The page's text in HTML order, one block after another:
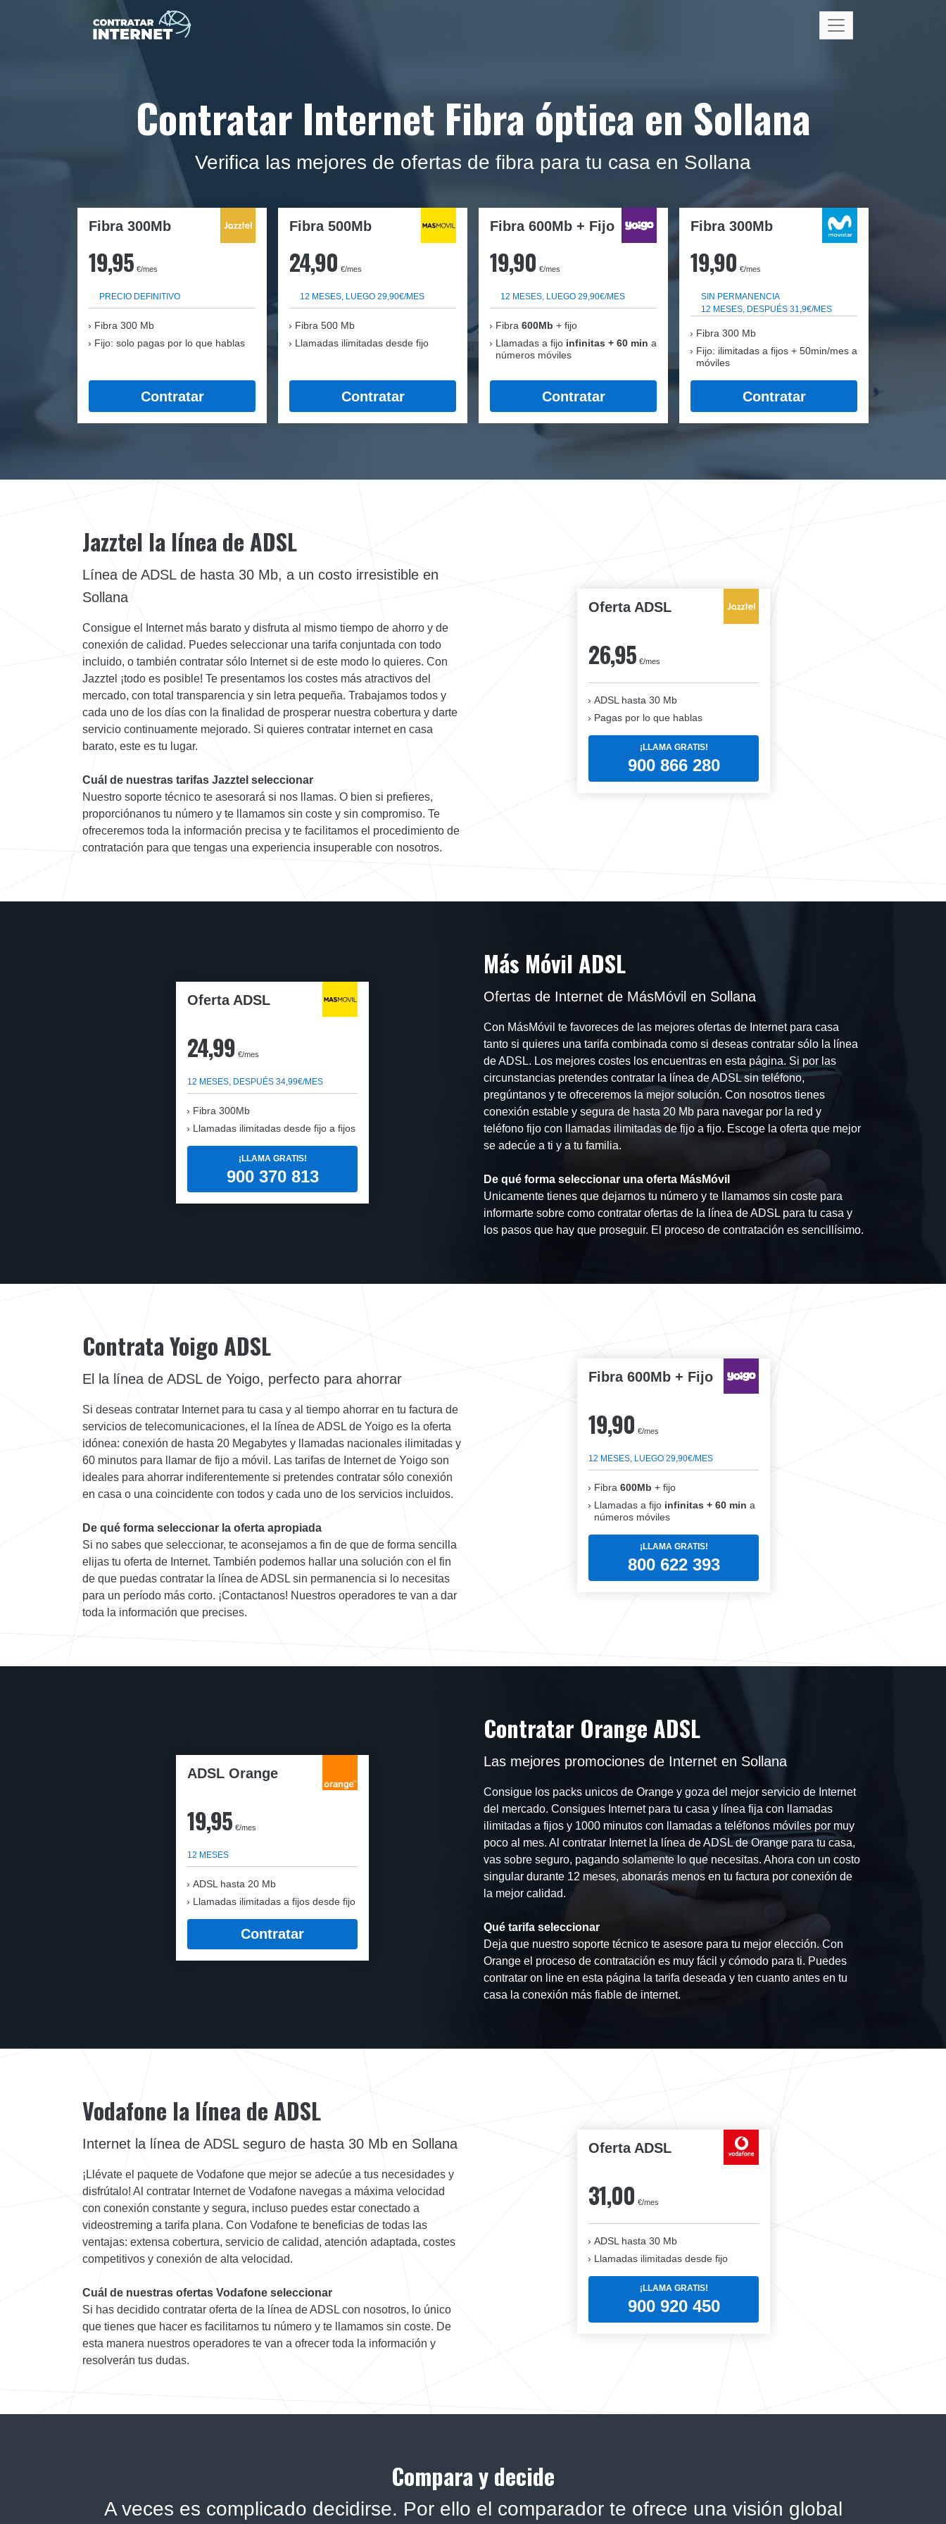
Contratar Internet Fibra óptica en Sollana
Verifica las mejores de ofertas de fibra para tu casa en Sollana
Fibra 300Mb
19,95 €/mes
PRECIO DEFINITIVO
Fibra 300 Mb
Fijo: solo pagas por lo que hablas
Contratar
Fibra 500Mb
24,90 €/mes
12 MESES, LUEGO 29,90€/MES
Fibra 500 Mb
Llamadas ilimitadas desde fijo
Contratar
Fibra 600Mb + Fijo
19,90 €/mes
12 MESES, LUEGO 29,90€/MES
Fibra 600Mb + fijo
Llamadas a fijo infinitas + 60 min a
números móviles
Contratar
Fibra 300Mb
19,90 €/mes
SIN PERMANENCIA
12 MESES, DESPUÉS 31,9€/MES
Fibra 300 Mb
Fijo: ilimitadas a fijos + 50min/mes a
móviles
Contratar
Oferta ADSL
26,95 €/mes
ADSL hasta 30 Mb
Pagas por lo que hablas
¡LLAMA GRATIS!
900 866 280
Jazztel la línea de ADSL
Línea de ADSL de hasta 30 Mb, a un costo irresistible en
Sollana
Consigue el Internet más barato y disfruta al mismo tiempo de ahorro y de
conexión de calidad. Puedes seleccionar una tarifa conjuntada con todo
incluido, o también contratar sólo Internet si de este modo lo quieres. Con
Jazztel ¡todo es posible! Te presentamos los costes más atractivos del
mercado, con total transparencia y sin letra pequeña. Trabajamos todos y
cada uno de los días con la finalidad de prosperar nuestra cobertura y darte
servicio continuamente mejorado. Si quieres contratar internet en casa
barato, este es tu lugar.
Cuál de nuestras tarifas Jazztel seleccionar
Nuestro soporte técnico te asesorará si nos llamas. O bien si prefieres,
proporciónanos tu número y te llamamos sin coste y sin compromiso. Te
ofreceremos toda la información precisa y te facilitamos el procedimiento de
contratación para que tengas una experiencia insuperable con nosotros.
Oferta ADSL
24,99 €/mes
12 MESES, DESPUÉS 34,99€/MES
Fibra 300Mb
Llamadas ilimitadas desde fijo a fijos
¡LLAMA GRATIS!
900 370 813
Más Móvil ADSL
Ofertas de Internet de MásMóvil en Sollana
Con MásMóvil te favoreces de las mejores ofertas de Internet para casa
tanto si quieres una tarifa combinada como si deseas contratar sólo la línea
de ADSL. Los mejores costes los encuentras en esta página. Si por las
circunstancias pretendes contratar la línea de ADSL sin teléfono,
pregúntanos y te ofreceremos la mejor solución. Con nosotros tienes
conexión estable y segura de hasta 20 Mb para navegar por la red y
teléfono fijo con llamadas ilimitadas de fijo a fijo. Escoge la oferta que mejor
se adecúe a ti y a tu familia.
De qué forma seleccionar una oferta MásMóvil
Unicamente tienes que dejarnos tu número y te llamamos sin coste para
informarte sobre como contratar ofertas de la línea de ADSL para tu casa y
los pasos que hay que proseguir. El proceso de contratación es sencillísimo.
Fibra 600Mb + Fijo
19,90 €/mes
12 MESES, LUEGO 29,90€/MES
Fibra 600Mb + fijo
Llamadas a fijo infinitas + 60 min a
números móviles
¡LLAMA GRATIS!
800 622 393
Contrata Yoigo ADSL
El la línea de ADSL de Yoigo, perfecto para ahorrar
Si deseas contratar Internet para tu casa y al tiempo ahorrar en tu factura de
servicios de telecomunicaciones, el la línea de ADSL de Yoigo es la oferta
idónea: conexión de hasta 20 Megabytes y llamadas nacionales ilimitadas y
60 minutos para llamar de fijo a móvil. Las tarifas de Internet de Yoigo son
ideales para ahorrar indiferentemente si pretendes contratar sólo conexión
en casa o una coincidente con todos y cada uno de los servicios incluidos.
De qué forma seleccionar la oferta apropiada
Si no sabes que seleccionar, te aconsejamos a fin de que de forma sencilla
elijas tu oferta de Internet. También podemos hallar una solución con el fin
de que puedas contratar la línea de ADSL sin permanencia si lo necesitas
para un período más corto. ¡Contactanos! Nuestros operadores te van a dar
toda la información que precises.
ADSL Orange
19,95 €/mes
12 MESES
ADSL hasta 20 Mb
Llamadas ilimitadas a fijos desde fijo
Contratar
Contratar Orange ADSL
Las mejores promociones de Internet en Sollana
Consigue los packs unicos de Orange y goza del mejor servicio de Internet
del mercado. Consigues Internet para tu casa y línea fija con llamadas
ilimitadas a fijos y 1000 minutos con llamadas a teléfonos móviles por muy
poco al mes. Al contratar Internet la línea de ADSL de Orange para tu casa,
vas sobre seguro, pagando solamente lo que necesitas. Ahora con un costo
singular durante 12 meses, abonarás menos en tu factura por conexión de
la mejor calidad.
Qué tarifa seleccionar
Deja que nuestro soporte técnico te asesore para tu mejor elección. Con
Orange el proceso de contratación es muy fácil y cómodo para ti. Puedes
contratar on line en esta página la tarifa deseada y ten cuanto antes en tu
casa la conexión más fiable de internet.
Oferta ADSL
31,00 €/mes
ADSL hasta 30 Mb
Llamadas ilimitadas desde fijo
¡LLAMA GRATIS!
900 920 450
Vodafone la línea de ADSL
Internet la línea de ADSL seguro de hasta 30 Mb en Sollana
¡Llévate el paquete de Vodafone que mejor se adecúe a tus necesidades y
disfrútalo! Al contratar Internet de Vodafone navegas a máxima velocidad
con conexión constante y segura, incluso puedes estar conectado a
videostreming a tarifa plana. Con Vodafone te beneficias de todas las
ventajas: extensa cobertura, servicio de calidad, atención adaptada, costes
competitivos y conexión de alta velocidad.
Cuál de nuestras ofertas Vodafone seleccionar
Si has decidido contratar oferta de la línea de ADSL con nosotros, lo único
que tienes que hacer es facilitarnos tu número y te llamamos sin coste. De
esta manera nuestros operadores te van a ofrecer toda la información y
resolverán tus dudas.
Compara y decide
A veces es complicado decidirse. Por ello el comparador te ofrece una visión global